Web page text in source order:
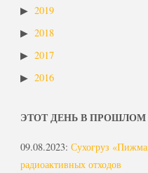
2019
2018
2017
2016
ЭТОТ ДЕНЬ В ПРОШЛОМ
09.08.2023: Сухогруз
радиоактивных отходов